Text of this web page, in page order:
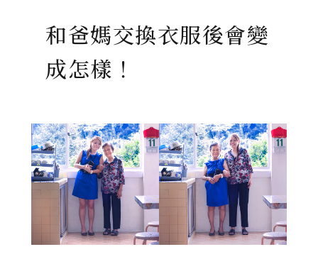
和爸媽交換衣服後會變
成怎樣！